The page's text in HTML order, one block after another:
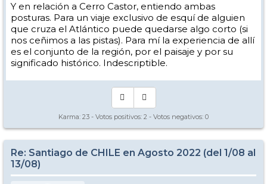
Y en relación a Cerro Castor, entiendo ambas
posturas. Para un viaje exclusivo de esquí de alguien
que cruza el Atlántico puede quedarse algo corto (si
nos ceñimos a las pistas). Para mí la experiencia de allí
es el conjunto de la región, por el paisaje y por su
significado histórico. Indescriptible.
Karma: 23 - Votos positivos: 2 - Votos negativos: 0
Re: Santiago de CHILE en Agosto 2022 (del 1/08 al
13/08)